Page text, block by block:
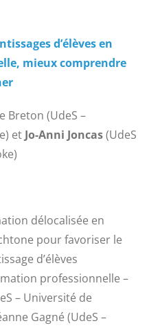
d’élèves en
mieux comprendre
Breton (UdeS –
et Jo-Anni Joncas(UdeS
délocalisée en
pour favoriser le
d’élèves
professionnelle –
– Université de
Gagné (UdeS –